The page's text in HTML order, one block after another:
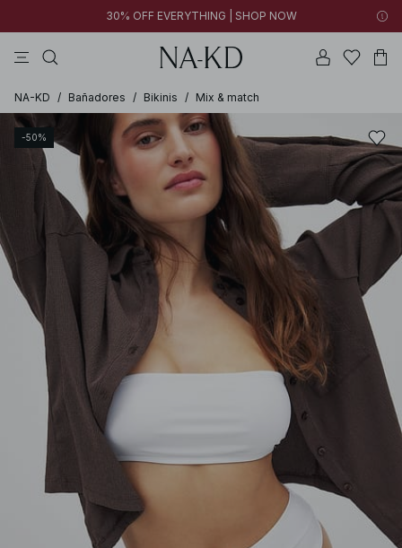
30% OFF EVERYTHING | SHOP NOW
NA-KD / Bañadores / Bikinis / Mix & match
-50%